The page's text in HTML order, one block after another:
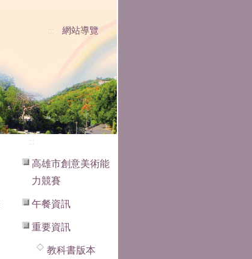
::: 網站導覽
:::
高雄市創意美術能
力競賽
午餐資訊
重要資訊
教科書版本